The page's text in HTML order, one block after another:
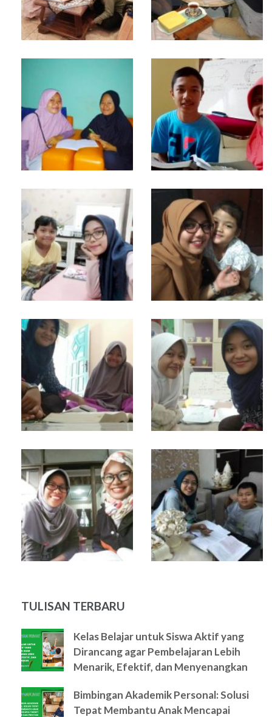
TULISAN TERBARU
Kelas Belajar untuk Siswa Aktif yang
Dirancang agar Pembelajaran Lebih
Menarik, Efektif, dan Menyenangkan
Bimbingan Akademik Personal: Solusi
Tepat Membantu Anak Mencapai